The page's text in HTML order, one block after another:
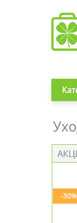
-30%